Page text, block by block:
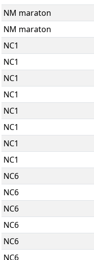
NM maraton
NM maraton
NC1
NC1
NC1
NC1
NC1
NC1
NC1
NC1
NC6
NC6
NC6
NC6
NC6
NC6